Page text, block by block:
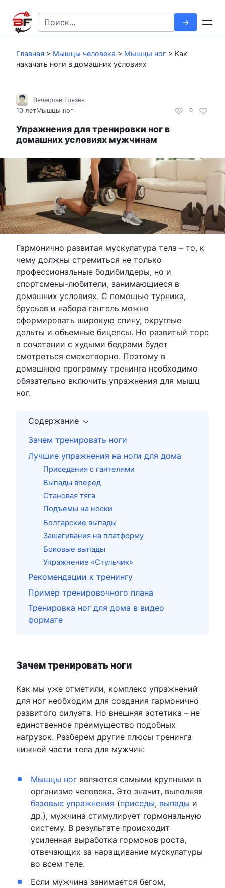
контенту
Search
for:
Главная > Мышцы человека > Мышцы ног > Как
накачать ноги в домашних условиях
0
Вячеслав Грязев
10 летМышцы ног
Упражнения для тренировки ног в
домашних условиях мужчинам
Гармонично развитая мускулатура тела – то, к
чему должны стремиться не только
профессиональные бодибилдеры, но и
спортсмены-любители, занимающиеся в
домашних условиях. С помощью турника,
брусьев и набора гантель можно
сформировать широкую спину, округлые
дельты и объемные бицепсы. Но развитый торс
в сочетании с худыми бедрами будет
смотреться смехотворно. Поэтому в
домашнюю программу тренинга необходимо
обязательно включить упражнения для мышц
ног.
Содержание
Зачем тренировать ноги
Лучшие упражнения на ноги для дома
Приседания с гантелями
Выпады вперед
Становая тяга
Подъемы на носки
Болгарские выпады
Зашагивания на платформу
Боковые выпады
Упражнение «Стульчик»
Рекомендации к тренингу
Пример тренировочного плана
Тренировка ног для дома в видео
формате
Зачем тренировать ноги
Как мы уже отметили, комплекс упражнений
для ног необходим для создания гармонично
развитого силуэта. Но внешняя эстетика – не
единственное преимущество подобных
нагрузок. Разберем другие плюсы тренинга
нижней части тела для мужчин:
Мышцы ногявляются самыми крупными в
организме человека. Это значит, выполняя
базовые упражнения (приседы, выпады и
др.), мужчина стимулирует гормональную
систему. В результате происходит
усиленная выработка гормонов роста,
отвечающих за наращивание мускулатуры
во всем теле.
Если мужчина занимается бегом,